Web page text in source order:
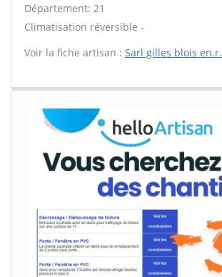
Département: 21
Climatisation réversible -
Voir la fiche artisan : Sarl gilles blois en.r.